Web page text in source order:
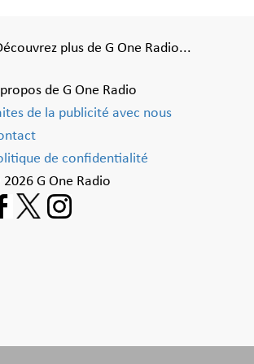
plus de G One Radio...
de G One Radio
de la publicité avec nous
de confidentialité
G One Radio